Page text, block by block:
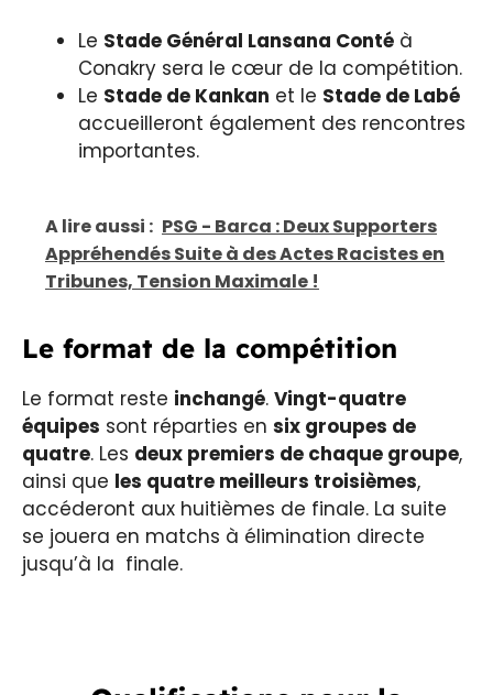
Le Stade Général Lansana Conté à
Conakry sera le cœur de la compétition.
Le Stade de Kankan et le Stade de Labé
accueilleront également des rencontres
importantes.
A lire aussi : PSG - Barca : Deux Supporters
Appréhendés Suite à des Actes Racistes en
Tribunes, Tension Maximale !
Le format de la compétition
Le format reste inchangé. Vingt-quatre
équipes sont réparties en six groupes de
quatre. Les deux premiers de chaque groupe,
ainsi que les quatre meilleurs troisièmes,
accéderont aux huitièmes de finale. La suite
se jouera en matchs à élimination directe
jusqu’à la finale.